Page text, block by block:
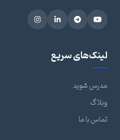
لینک‌های سریع
مدرس شوید
وبلاگ
تماس با ما